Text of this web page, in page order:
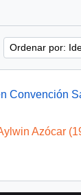
Ordenar por:
Convención
Azócar